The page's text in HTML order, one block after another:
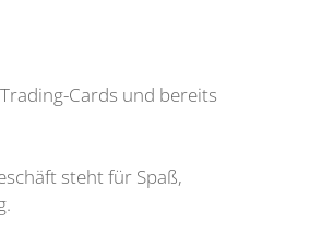
Cards und bereits
steht für Spaß,